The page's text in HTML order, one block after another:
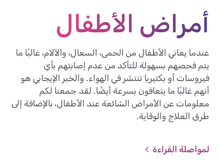
أمراض الأطفال
عندما يعاني الأطفال من الحمى، السعال، والآلام، غالبًا ما
يتم فحصهم بسهولة للتأكد من عدم إصابتهم بأي
فيروسات أو بكتيريا تنتشر في الهواء. والخبر الإيجابي هو
أنهم غالبًا ما يتعافون بسرعة أيضًا. لقد جمعنا لكم
معلومات عن الأمراض الشائعة عند الأطفال، بالإضافة إلى
طرق العلاج والوقاية.
لمواصلة القراءة